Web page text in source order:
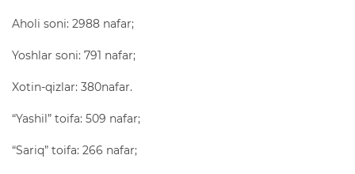
Aholi soni: 2988 nafar;
Yoshlar soni: 791 nafar;
Xotin-qizlar: 380nafar.
“Yashil” toifa: 509 nafar;
“Sariq” toifa: 266 nafar;